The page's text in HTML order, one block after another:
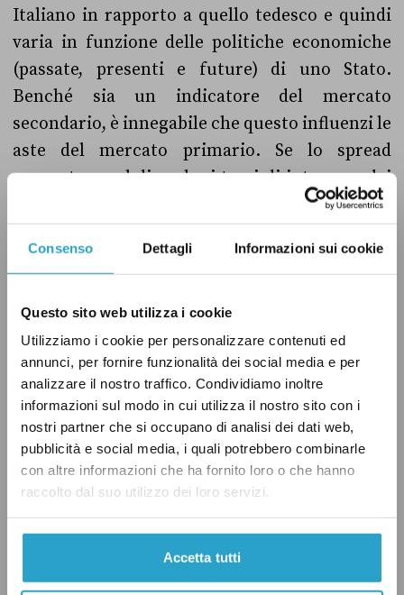
Consenso Dettagli Informazioni sui cookie
Questo sito web utilizza i cookie
Utilizziamo i cookie per personalizzare contenuti ed
annunci, per fornire funzionalità dei social media e per
analizzare il nostro traffico. Condividiamo inoltre
informazioni sul modo in cui utilizza il nostro sito con i
nostri partner che si occupano di analisi dei dati web,
pubblicità e social media, i quali potrebbero combinarle
con altre informazioni che ha fornito loro o che hanno
raccolto dal suo utilizzo dei loro servizi.
Accetta tutti
Italiano in rapporto a quello tedesco e quindi
varia in funzione delle politiche economiche
(passate, presenti e future) di uno Stato.
Benché sia un indicatore del mercato
secondario, è innegabile che questo influenzi le
aste del mercato primario. Se lo spread
aumenta, vuol dire che i tassi di interesse dei
titoli italiani sono più alti di quelli considerati
free risk(Germania) sul mercato secondario e
questo impatterà direttamente il
emissioni, con conseguenti tassi in aumento.
E’ ovvio che la politica economica di uno Stato
non è l’unica determinante: in Europa contano
molti altri fattori, per esempio la politica
comunitaria (determinante è infatti stata la
creazione del fondo anti spread), gli eventi
macroeconomici internazionali e soprattutto
la politica monetaria della Bce. Lo spread
dipende da molti fattori, ma dire che “non
c’entra nulla il governo sulla riduzione dello
spread” è complicato da sostenere.Per dare